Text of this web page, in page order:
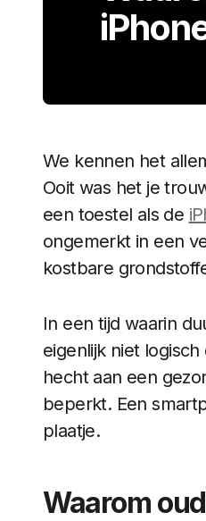
We kennen het
Ooit was het je
een toestel als de
ongemerkt in een
kostbare
In een tijd waarin
eigenlijk niet
hecht aan een
beperkt. Een
plaatje.
Waarom